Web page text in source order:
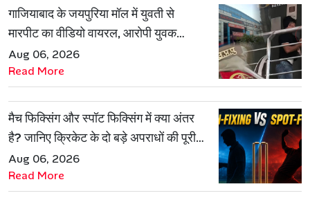
गाजियाबाद के जयपुरिया मॉल में युवती से
मारपीट का वीडियो वायरल, आरोपी युवक
हिरासत में
Aug 06, 2026
Read More
मैच फिक्सिंग और स्पॉट फिक्सिंग में क्या अंतर
है? जानिए क्रिकेट के दो बड़े अपराधों की पूरी
कहानी
Aug 06, 2026
Read More